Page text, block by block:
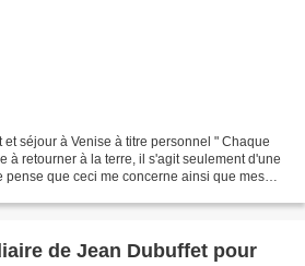
séjour à Venise à titre personnel " Chaque
à retourner à la terre, il s'agit seulement d'une
pense que ceci me concerne ainsi que mes
de Jean Dubuffet pour